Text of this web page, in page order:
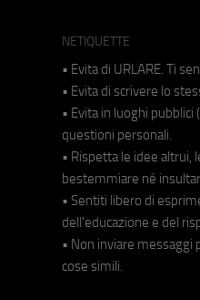
NETIQUETTE
• Evita di URLARE. Ti
• Evita di scrivere lo
• Evita in luoghi
questioni personali.
• Rispetta le idee altrui,
bestemmiare né
• Sentiti libero di
dell'educazione e del
• Non inviare messaggi
cose simili.